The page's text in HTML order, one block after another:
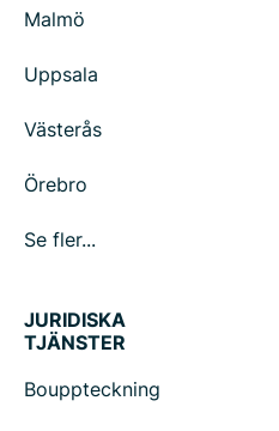
Malmö
Uppsala
Västerås
Örebro
Se fler...
JURIDISKA
TJÄNSTER
Bouppteckning